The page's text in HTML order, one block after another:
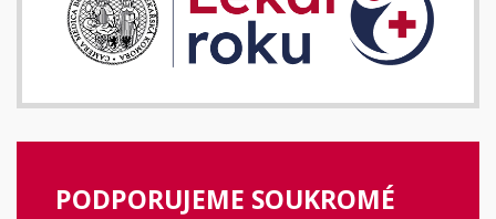
PODPORUJEME SOUKROMÉ